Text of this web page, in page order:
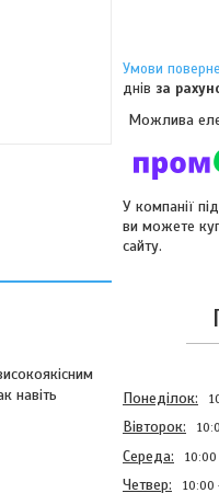
навіть
днів за
У компанії
ви можете
сайту.
Понеділок
Вівторок
Середа 10:00
Четвер 10:00